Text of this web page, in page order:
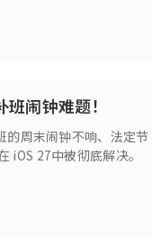
闹钟难题！
周末闹钟不响、法定节
iOS 27中被彻底解决。